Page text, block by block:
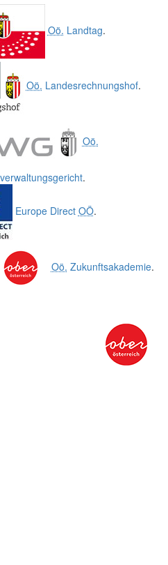
Oö. Landtag.
Oö. Landesrechnungshof.
Oö.
.
Europe Direct OÖ.
Oö. Zukunftsakademie.